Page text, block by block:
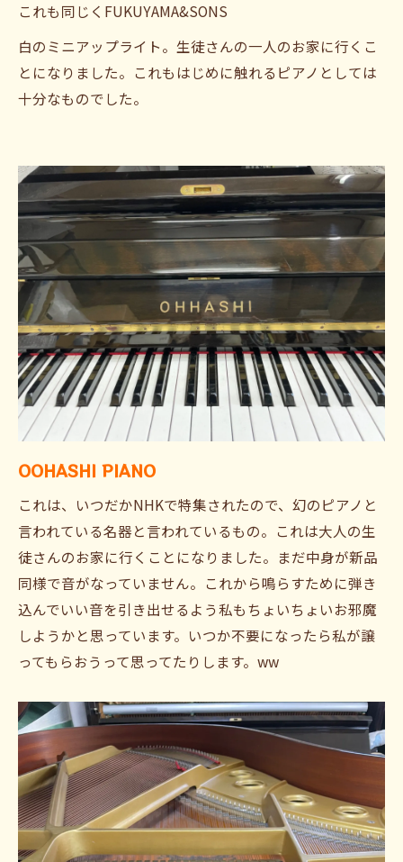
これも同じくFUKUYAMA&SONS
白のミニアップライト。生徒さんの一人のお家に行くこ
とになりました。これもはじめに触れるピアノとしては
十分なものでした。
OOHASHI PIANO
これは、いつだかNHKで特集されたので、幻のピアノと
言われている名器と言われているもの。これは大人の生
徒さんのお家に行くことになりました。まだ中身が新品
同様で音がなっていません。これから鳴らすために弾き
込んでいい音を引き出せるよう私もちょいちょいお邪魔
しようかと思っています。いつか不要になったら私が譲
ってもらおうって思ってたりします。ww